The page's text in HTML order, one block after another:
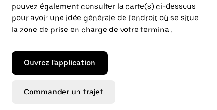
pouvez également consulter la carte(s) ci-dessous
pour avoir une idée générale de l'endroit où se situe
la zone de prise en charge de votre terminal.
Ouvrez l'application
Commander un trajet